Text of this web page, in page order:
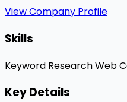
View Company Profile
Skills
Keyword ResearchWeb
Key Details